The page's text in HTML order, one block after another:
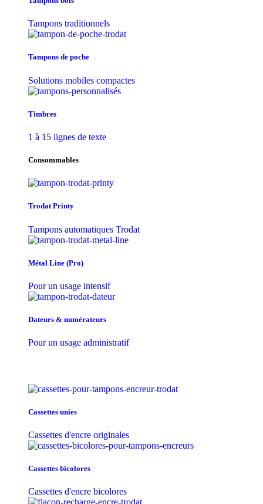
Tampons traditionnels
Tampons de poche
Solutions mobiles compactes
Timbres
1 à 15 lignes de texte
Consommables
Trodat Printy
Tampons automatiques Trodat
Métal Line (Pro)
Pour un usage intensif
Dateurs & numérateurs
Pour un usage administratif
Cassettes unies
Cassettes d'encre originales
Cassettes bicolores
Cassettes d'encre bicolores